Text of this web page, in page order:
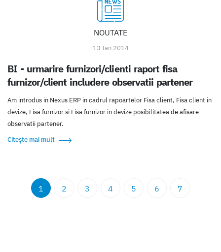
NOUTATE
13 Ian 2014
BI - urmarire furnizori/clienti raport fisa
furnizor/client includere observatii partener
Am introdus in Nexus ERP in cadrul rapoartelor Fisa client, Fisa client in
devize, Fisa furnizor si Fisa furnizor in devize posibilitatea de afisare
observatii partener.
Citește mai mult
1 2 3 4 5 6 7